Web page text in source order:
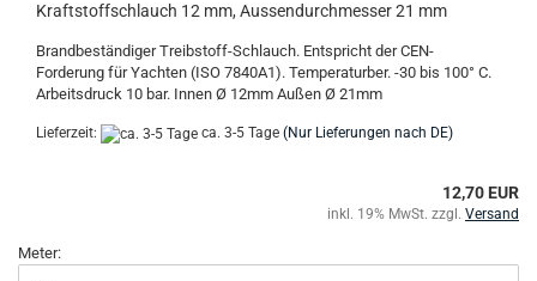
Kraftstoffschlauch 12 mm, Aussendurchmesser 21 mm
Brandbeständiger Treibstoff-Schlauch. Entspricht der CEN-
Forderung für Yachten (ISO 7840A1). Temperaturber. -30 bis 100° C.
Arbeitsdruck 10 bar. Innen Ø 12mm Außen Ø 21mm
Lieferzeit: ca. 3-5 Tage (Nur Lieferungen nach DE)
12,70 EUR
inkl. 19% MwSt. zzgl. Versand
Meter: